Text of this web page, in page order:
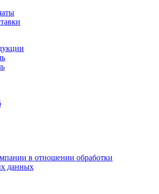
в отношении обработки
данных